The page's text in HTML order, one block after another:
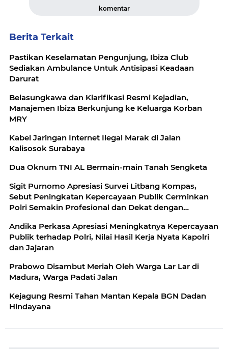
komentar
Berita Terkait
Pastikan Keselamatan Pengunjung, Ibiza Club
Sediakan Ambulance Untuk Antisipasi Keadaan
Darurat
Belasungkawa dan Klarifikasi Resmi Kejadian,
Manajemen Ibiza Berkunjung ke Keluarga Korban
MRY
Kabel Jaringan Internet Ilegal Marak di Jalan
Kalisosok Surabaya
Dua Oknum TNI AL Bermain-main Tanah Sengketa
Sigit Purnomo Apresiasi Survei Litbang Kompas,
Sebut Peningkatan Kepercayaan Publik Cerminkan
Polri Semakin Profesional dan Dekat dengan
Andika Perkasa Apresiasi Meningkatnya Kepercayaan
Publik terhadap Polri, Nilai Hasil Kerja Nyata Kapolri
dan Jajaran
Prabowo Disambut Meriah Oleh Warga Lar Lar di
Madura, Warga Padati Jalan
Kejagung Resmi Tahan Mantan Kepala BGN Dadan
Hindayana